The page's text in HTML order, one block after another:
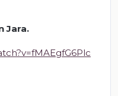
Jara.